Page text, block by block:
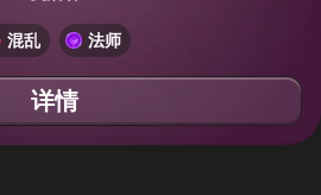
混乱 法师
详情